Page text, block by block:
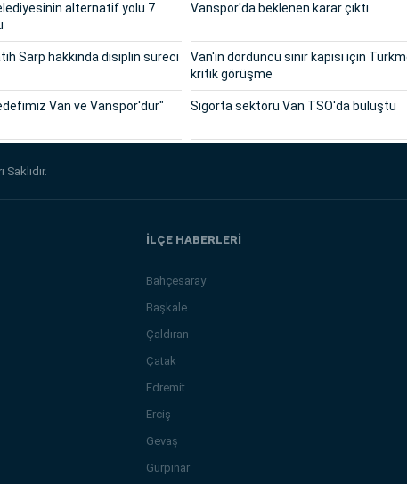
alternatif yolu 7
Vanspor'da beklenen karar çıktı
Sarp hakkında disiplin süreci
Van'ın dördüncü sınır kapısı için
kritik görüşme
Van ve Vanspor'dur" Sigorta sektörü Van TSO'da buluştu
Saklıdır.
İLÇE HABERLERİ
Bahçesaray
Başkale
Çaldıran
Çatak
Edremit
Erciş
Gevaş
Gürpınar